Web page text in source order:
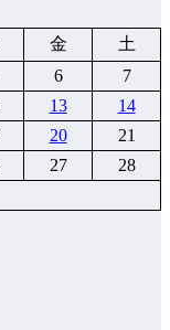
金
土
6
7
13
14
20
21
27
28